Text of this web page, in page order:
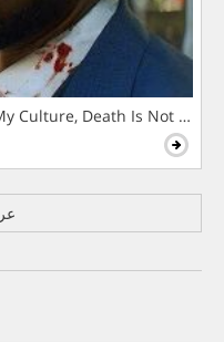
Culture, Death Is Not The